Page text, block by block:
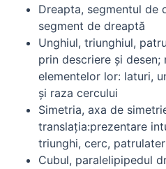
Dreapta, segmentul de
segment de dreaptă
Unghiul, triunghiul,
prin descriere şi desen;
elementelor lor: laturi,
şi raza cercului
Simetria, axa de
translaţia:prezentare
triunghi, cerc, patrulater
Cubul, paralelipipedul